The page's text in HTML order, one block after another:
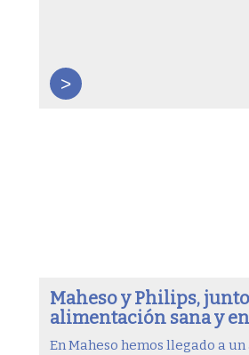
>
Maheso y Philips,
alimentación sana y
En Maheso hemos llegado a